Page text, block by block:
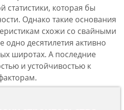
статистики, которая бы
Однако такие основания
схожи со свайными
десятилетия активно
широтах. А последние
и устойчивостью к